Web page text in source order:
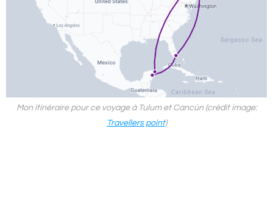
Mon itinéraire pour ce voyage à Tulum et Cancún (crédit image:
Travellers point)